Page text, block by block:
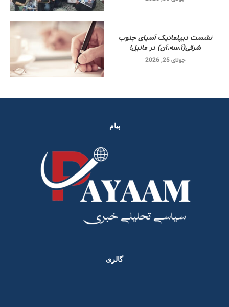
نشست دیپلماتیک آسیای جنوب
شرقی‌(آ.سه.آن) در مانیل!
جولای 25, 2026
پیام
گالری